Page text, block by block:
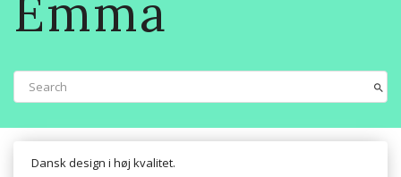
Dansk design i høj kvalitet.